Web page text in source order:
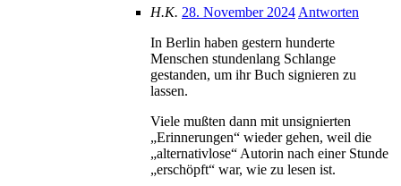
H.K. 28. November 2024 Antworten
In Berlin haben gestern hunderte
Menschen stundenlang Schlange
gestanden, um ihr Buch signieren zu
lassen.
Viele mußten dann mit unsignierten
„Erinnerungen“ wieder gehen, weil die
„alternativlose“ Autorin nach einer Stunde
„erschöpft“ war, wie zu lesen ist.